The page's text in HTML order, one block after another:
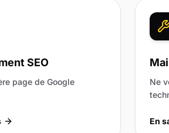
SEO
page de Google
Ne
En